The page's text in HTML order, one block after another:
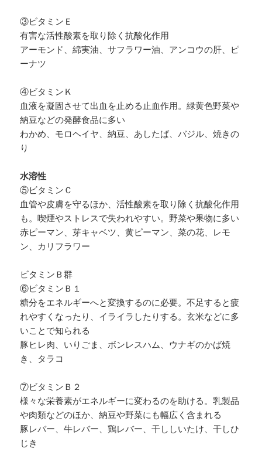
③ビタミンＥ
有害な活性酸素を取り除く抗酸化作用
アーモンド、綿実油、サフラワー油、アンコウの肝、ピ
ーナツ
④ビタミンＫ
血液を凝固させて出血を止める止血作用。緑黄色野菜や
納豆などの発酵食品に多い
わかめ、モロヘイヤ、納豆、あしたば、バジル、焼きの
り
水溶性
⑤ビタミンＣ
血管や皮膚を守るほか、活性酸素を取り除く抗酸化作用
も。喫煙やストレスで失われやすい。野菜や果物に多い
赤ピーマン、芽キャベツ、黄ピーマン、菜の花、レモ
ン、カリフラワー
ビタミンＢ群
⑥ビタミンＢ１
糖分をエネルギーへと変換するのに必要。不足すると疲
れやすくなったり、イライラしたりする。玄米などに多
いことで知られる
豚ヒレ肉、いりごま、ボンレスハム、ウナギのかば焼
き、タラコ
⑦ビタミンＢ２
様々な栄養素がエネルギーに変わるのを助ける。乳製品
や肉類などのほか、納豆や野菜にも幅広く含まれる
豚レバー、牛レバー、鶏レバー、干ししいたけ、干しひ
じき